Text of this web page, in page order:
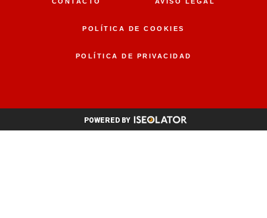
POLÍTICA DE COOKIES
POLÍTICA DE PRIVACIDAD
POWERED BY